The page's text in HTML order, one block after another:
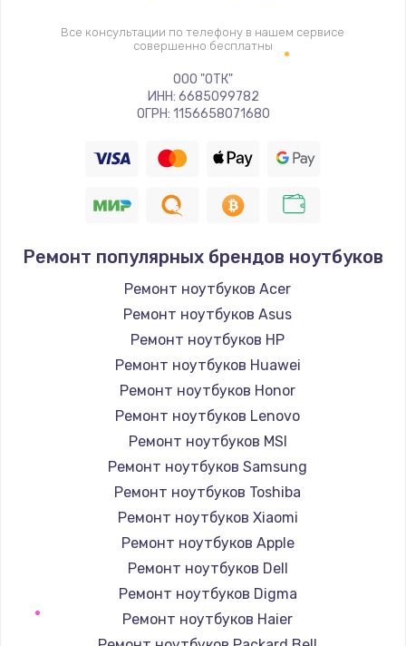
1100 руб.
Заказать
Ремонт мембраны
Заказать
Замена микросхемы зарядки
Заказать
Замена микросхемы управления
1100 руб.
Заказать
Замена микросхемы NFC
1100 руб.
Заказать
Замена разъема наушников
880 руб.
Заказать
Ремонт микросхемы управления
Все консультации по телефону в нашем сервисе
совершенно бесплатны
ООО "ОТК"
ИНН: 6685099782
ОГРН: 1156658071680
Ремонт популярных брендов ноутбуков
Ремонт ноутбуков Acer
Ремонт ноутбуков Asus
Ремонт ноутбуков HP
Ремонт ноутбуков Huawei
Ремонт ноутбуков Honor
Ремонт ноутбуков Lenovo
Ремонт ноутбуков MSI
Ремонт ноутбуков Samsung
Ремонт ноутбуков Toshiba
Ремонт ноутбуков Xiaomi
Ремонт ноутбуков Apple
Ремонт ноутбуков Dell
Ремонт ноутбуков Digma
Ремонт ноутбуков Haier